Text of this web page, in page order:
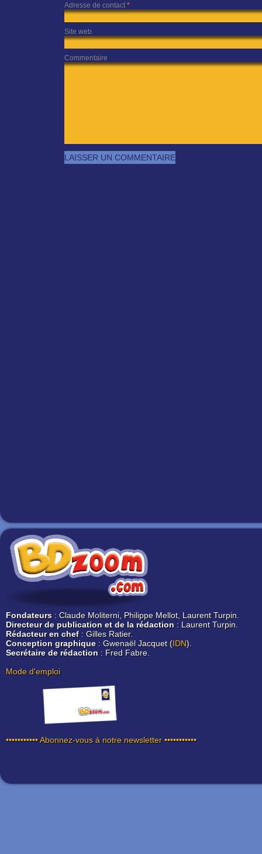
Adresse de contact *
Site web
Commentaire
Fondateurs : Claude Moliterni, Philippe Mellot, Laurent Turpin.
Directeur de publication et de la rédaction : Laurent Turpin.
Rédacteur en chef: Gilles Ratier.
Conception graphique: Gwenaël Jacquet (IDN).
Secrétaire de rédaction : Fred Fabre.
Mode d'emploi
••••••••••• Abonnez-vous à notre newsletter •••••••••••